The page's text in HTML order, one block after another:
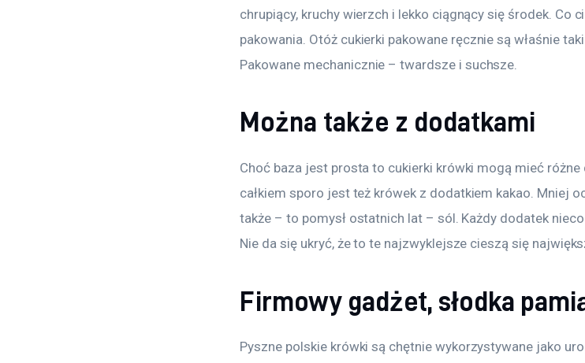
chrupiący, kruchy wierzch i lekko ciągnący się środek. Co
pakowania. Otóż cukierki pakowane ręcznie są właśnie
Pakowane mechanicznie – twardsze i suchsze.
Można także z dodatkami
Choć baza jest prosta to cukierki krówki mogą mieć
całkiem sporo jest też krówek z dodatkiem kakao. Mniej
także – to pomysł ostatnich lat – sól. Każdy dodatek
Nie da się ukryć, że to te najzwyklejsze cieszą się
Firmowy gadżet, słodka
Pyszne polskie krówki są chętnie wykorzystywane jako